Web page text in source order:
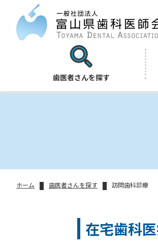
歯医者さんを探す
ホーム 歯医者さんを探す 訪問歯科診療
在宅歯科